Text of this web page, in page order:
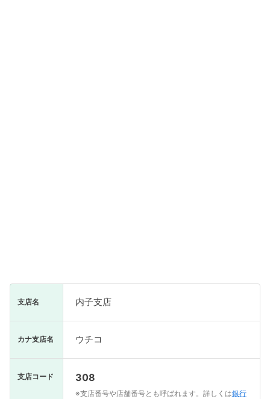
支店名 内子支店
カナ支店名 ウチコ
支店コード 308
※支店番号や店舗番号とも呼ばれます。詳しくは銀行